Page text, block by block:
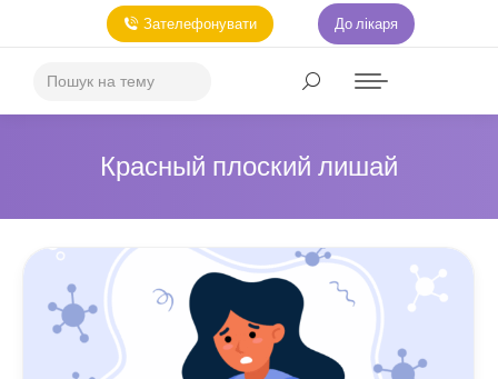
Зателефонувати До лікаря
Красный плоский лишай